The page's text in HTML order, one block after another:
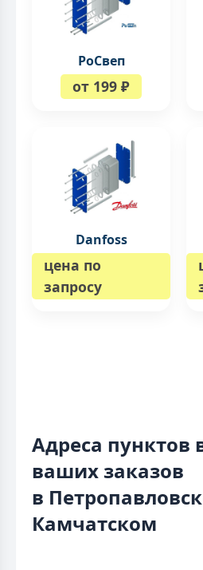
РоСвеп
от 199 ₽
Danfoss
цена по
запросу
Адреса пунктов
ваших заказов
в
Камчатском